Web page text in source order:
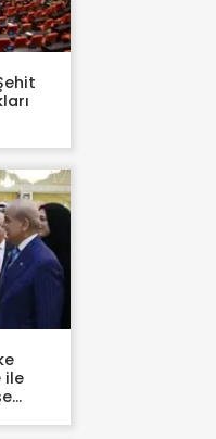
İkinci el araç
kontrolü
ile